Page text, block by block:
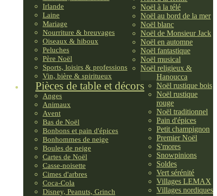
Irlande
Laine
Mariage
Nourriture & breuvages
Oiseaux & hiboux
Peluches
Père Noël
Sports, loisirs & professions
Vin, bière & spiritueux
Pièces de table et décors
Anges
Animaux
Avent
Bas de Noël
Bonbons et pain d'épices
Bonhommes de neige
Boules de neige
Cartes de Noël
Casse-noisette
Cimes d'arbres
Coca-Cola
Disney, Peanuts, Grinch
Noël à la télé
Noël au bord de la mer
Noël blanc
Noël de Monsieur Jack
Noël en automne
Noël fantastique
Noël musical
Noël religieux &
Hanoucca
Noël rustique bois
Noël rustique
rouge
Noël traditionnel
Pain d'épices
Petit champignon
Premier Noël
S'mores
Snowpinions
Soldes
Vert sérénité
Villages LEMAX
Villages nordiques